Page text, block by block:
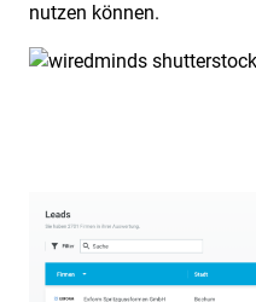
nutzen können.